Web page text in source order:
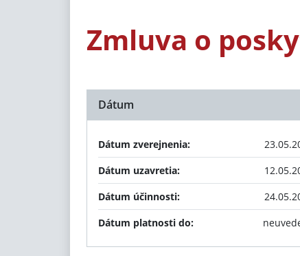
Zmluva o
Dátum
Dátum zverejnenia:
Dátum uzavretia:
Dátum účinnosti:
Dátum platnosti do: